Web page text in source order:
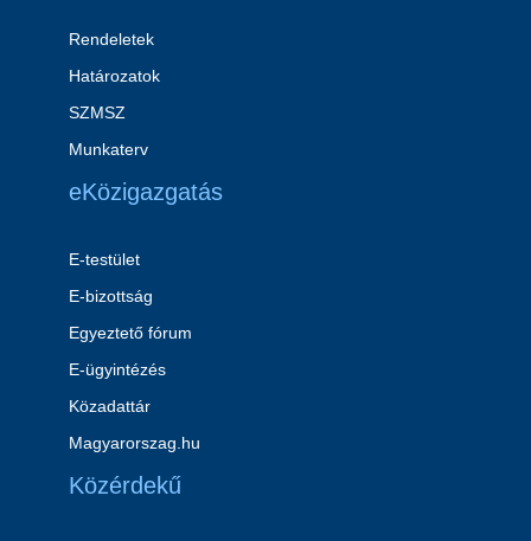
Rendeletek
Határozatok
SZMSZ
Munkaterv
eKözigazgatás
E-testület
E-bizottság
Egyeztető fórum
E-ügyintézés
Közadattár
Magyarorszag.hu
Közérdekű